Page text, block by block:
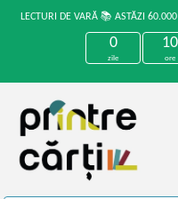
LECTURI DE VARĂ 📚 ASTĂZI
0
zile
10
ore